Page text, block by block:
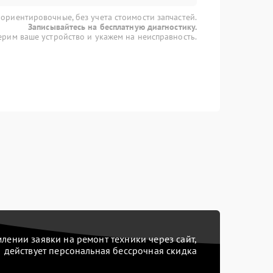
без учета стоимости запчастей.
Записывайтесь на бесплатную диагностику.
ваше устройство и укажем на неисправность.
заявки на ремонт техники через сайт,
действует персональная бессрочная скидка